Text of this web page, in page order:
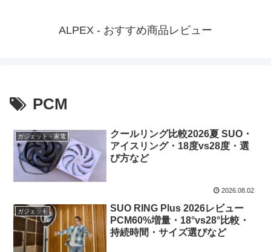
ALPEX - おすすめ商品レビュー
PCM
ガジェット・家電
クールリング比較2026夏 SUO・
アイスリング・18度vs28度・選
び方など
2026.08.02
ガジェット
SUO RING Plus 2026レビュー
PCM60%増量・18°vs28°比較・
持続時間・サイズ選びなど